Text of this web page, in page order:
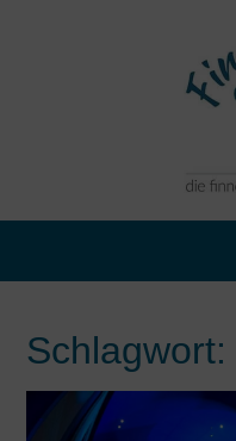
Schlagwort: